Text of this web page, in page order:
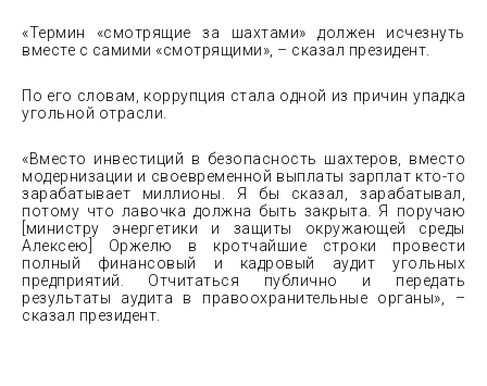
«Термин «смотрящие за шахтами» должен исчезнуть
вместе с самими «смотрящими», – сказал президент.
По его словам, коррупция стала одной из причин упадка
угольной отрасли.
«Вместо инвестиций в безопасность шахтеров, вместо
модернизации и своевременной выплаты зарплат кто-то
зарабатывает миллионы. Я бы сказал, зарабатывал,
потому что лавочка должна быть закрыта. Я поручаю
[министру энергетики и защиты окружающей среды
Алексею] Оржелю в кротчайшие строки провести
полный финансовый и кадровый аудит угольных
предприятий. Отчитаться публично и передать
результаты аудита в правоохранительные органы», –
сказал президент.